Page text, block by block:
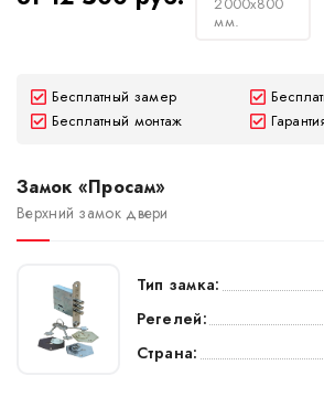
мм.
Бесплатный замер
Бесплатный монтаж
Замок «Просам»
Верхний замок двери
Тип замка:
Регелей:
Страна: